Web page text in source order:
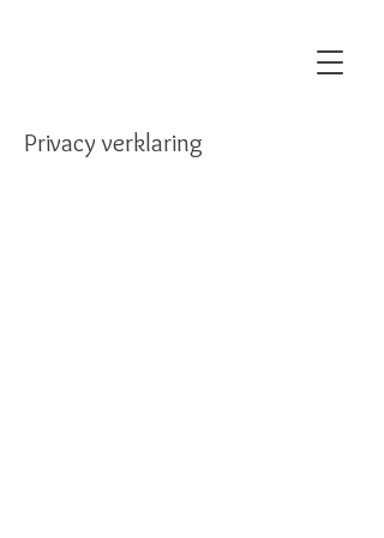
Privacy verklaring